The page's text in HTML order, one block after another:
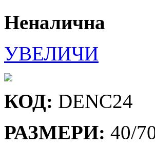
Неналична
УВЕЛИЧИ
КОД: DENC24
РАЗМЕРИ: 40/